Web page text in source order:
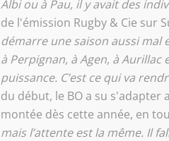
Albi ou à Pau, il y avait des
de l'émission Rugby & Cie sur
démarre une saison aussi mal
à Perpignan, à Agen, à
puissance. C’est ce qui va
du début, le BO a su s'adapter
montée dès cette année, en
mais l’attente est la même. Il